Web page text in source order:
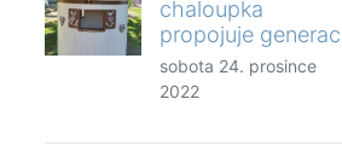
chaloupka
propojuje
sobota 24. prosince
2022